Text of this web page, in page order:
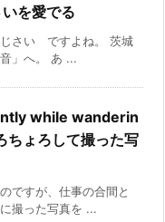
を愛でる
さい ですよね。 茨城
」へ。 あ ...
while wanderin
ょろして撮った写
ですが、仕事の合間と
撮った写真を ...